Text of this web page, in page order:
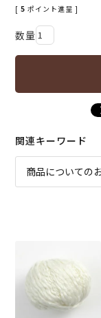
[ 5 ポイント進呈 ]
関連キーワード
商品についての